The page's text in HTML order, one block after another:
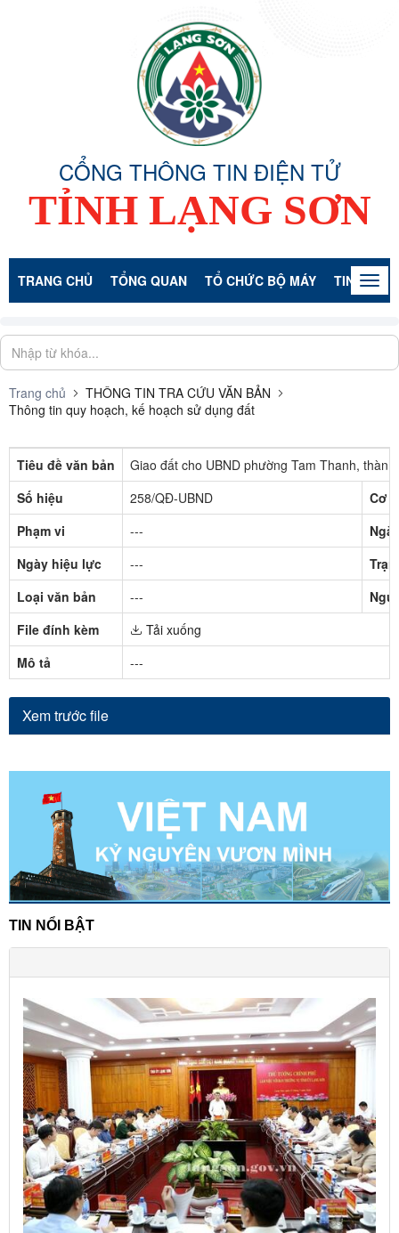
CỔNG THÔNG TIN ĐIỆN TỬ
TỈNH LẠNG SƠN
TRANG CHỦ TỔNG QUAN TỔ CHỨC BỘ MÁY TIN TỨC -
Trang chủ
THÔNG TIN TRA CỨU VĂN BẢN
Thông tin quy hoạch, kế hoạch sử dụng đất
Tiêu đề văn bản
Giao đất cho UBND phường Tam Thanh,
Số hiệu
258/QĐ-UBND
Cơ
Phạm vi
---
Ngày hiệu lực
---
Loại văn bản
---
File đính kèm
Tải xuống
Mô tả
---
Xem trước file
TIN NỔI BẬT